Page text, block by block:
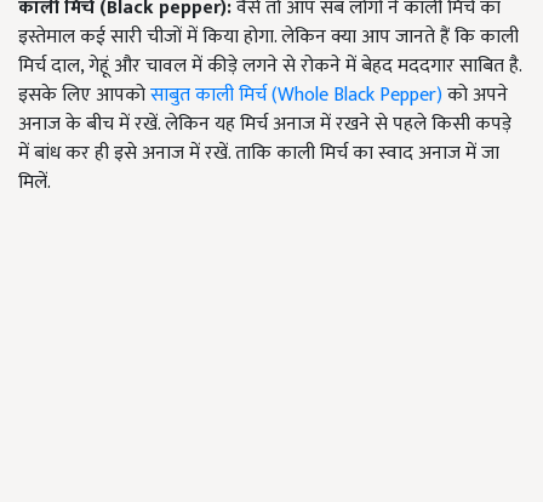
काली मिर्च(Black pepper):वैसे तो आप सब लोगों ने काली मिर्च का
इस्तेमाल कई सारी चीजों में किया होगा. लेकिन क्या आप जानते हैं कि काली
मिर्च दाल, गेहूं और चावल में कीड़े लगने से रोकने में बेहद मददगार साबित है.
इसके लिए आपकोसाबुत काली मिर्च (Whole Black Pepper)को अपने
अनाज के बीच में रखें. लेकिन यह मिर्च अनाज में रखने से पहले किसी कपड़े
में बांध कर ही इसे अनाज में रखें. ताकि काली मिर्च का स्वाद अनाज में जा
मिलें.